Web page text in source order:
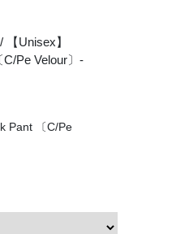
/ 【Unisex】
Pe Velour〕-
Pant 〔C/Pe